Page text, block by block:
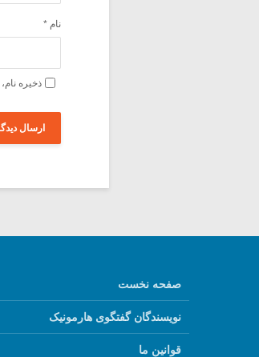
نام *
ذخیره
صفحه نخست
نویسندگان گفتگوی هارمونیک
قوانین ما